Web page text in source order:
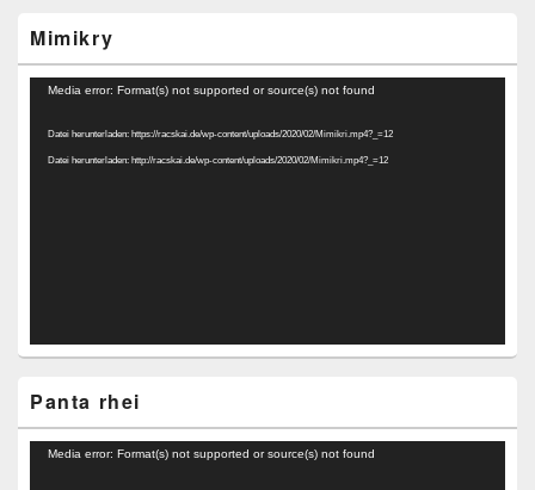
Mimikry
Video-
Media error: Format(s) not supported or source(s) not found
Datei herunterladen: https://racskai.de/wp-content/uploads/2020/02/Mimikri.mp4?_=12
Datei herunterladen: http://racskai.de/wp-content/uploads/2020/02/Mimikri.mp4?_=12
Panta rhei
Video-
Media error: Format(s) not supported or source(s) not found